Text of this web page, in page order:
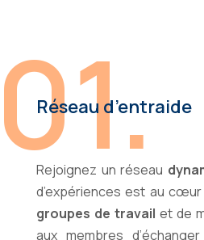
Réseau d’entraide
Rejoignez un réseau
d’expériences est au
groupes de travail et de
aux membres